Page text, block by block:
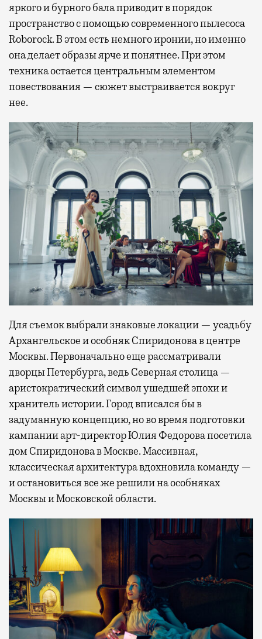
яркого и бурного бала приводит в порядок
пространство с помощью современного пылесоса
Roborock. В этом есть немного иронии, но именно
она делает образы ярче и понятнее. При этом
техника остается центральным элементом
повествования — сюжет выстраивается вокруг
нее.
Для съемок выбрали знаковые локации — усадьбу
Архангельское и особняк Спиридонова в центре
Москвы. Первоначально еще рассматривали
дворцы Петербурга, ведь Северная столица —
аристократический символ ушедшей эпохи и
хранитель истории. Город вписался бы в
задуманную концепцию, но во время подготовки
кампании арт-директор Юлия Федорова посетила
дом Спиридонова в Москве. Массивная,
классическая архитектура вдохновила команду —
и остановиться все же решили на особняках
Москвы и Московской области.